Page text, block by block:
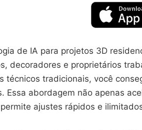
de IA para projetos 3D
decoradores e proprietários
técnicos tradicionais, você
Essa abordagem não apenas
ajustes rápidos e